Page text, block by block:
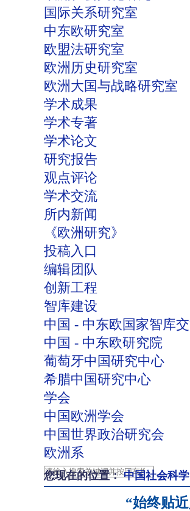
国际关系研究室
中东欧研究室
欧盟法研究室
欧洲历史研究室
欧洲大国与战略研究室
学术成果
学术专著
学术论文
研究报告
观点评论
学术交流
所内新闻
《欧洲研究》
投稿入口
编辑团队
创新工程
智库建设
中国 - 中东欧国家智库
中国 - 中东欧研究院
葡萄牙中国研究中心
希腊中国研究中心
学会
中国欧洲学会
中国世界政治研究会
欧洲系
您现在的位置：中国社会科
“始终贴